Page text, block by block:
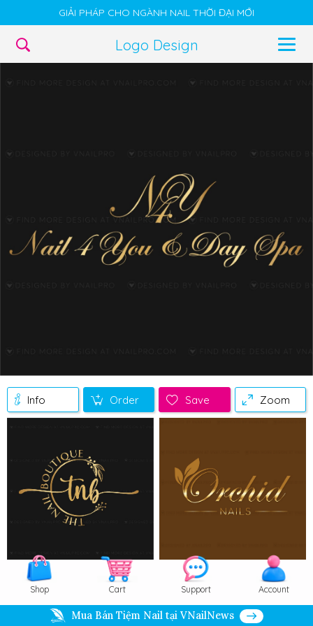
GIẢI PHÁP CHO NGÀNH NAIL THỜI ĐẠI MỚI
Logo Design
Info Order Save Zoom
Shop Cart Support Account
Mua Bán Tiệm Nail tại VNailNews